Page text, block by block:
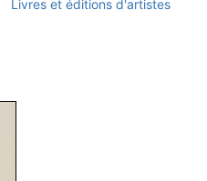
Livres et éditions d'artistes